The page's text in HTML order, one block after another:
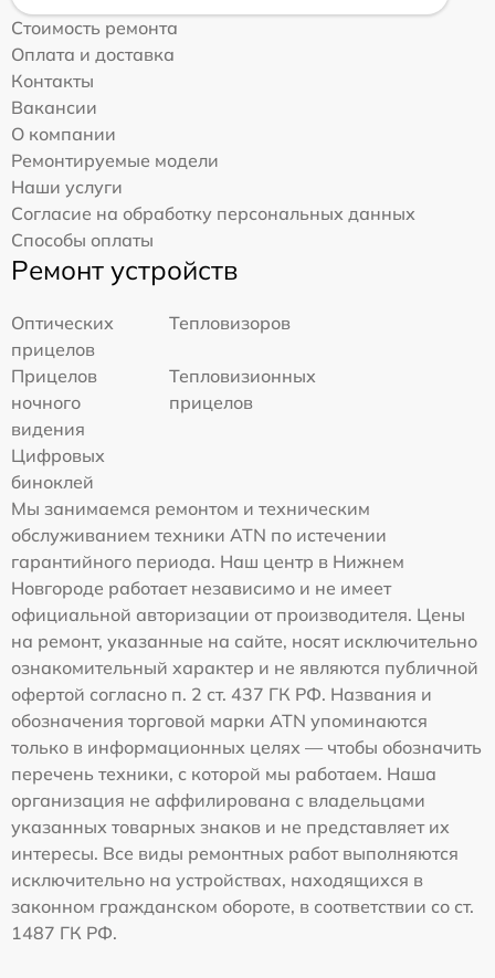
Стоимость ремонта
Оплата и доставка
Контакты
Вакансии
О компании
Ремонтируемые модели
Наши услуги
Согласие на обработку персональных данных
Способы оплаты
Ремонт устройств
Оптических
прицелов
Тепловизоров
Прицелов
ночного
видения
Тепловизионных
прицелов
Цифровых
биноклей
Мы занимаемся ремонтом и техническим
обслуживанием техники ATN по истечении
гарантийного периода. Наш центр в Нижнем
Новгороде работает независимо и не имеет
официальной авторизации от производителя. Цены
на ремонт, указанные на сайте, носят исключительно
ознакомительный характер и не являются публичной
офертой согласно п. 2 ст. 437 ГК РФ. Названия и
обозначения торговой марки ATN упоминаются
только в информационных целях — чтобы обозначить
перечень техники, с которой мы работаем. Наша
организация не аффилирована с владельцами
указанных товарных знаков и не представляет их
интересы. Все виды ремонтных работ выполняются
исключительно на устройствах, находящихся в
законном гражданском обороте, в соответствии со ст.
1487 ГК РФ.